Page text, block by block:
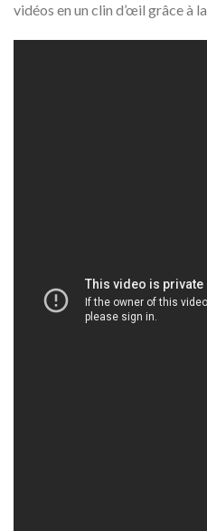
vidéos en un clin d’œil grâce à la